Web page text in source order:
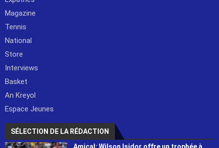
Magazine
Tennis
National
Store
Interviews
Basket
An Kreyol
Espace Jeunes
SÉLECTION DE LA RÉDACTION
Amical: Wilson Isidor offre un trophée à